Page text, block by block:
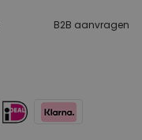
B2B aanvragen